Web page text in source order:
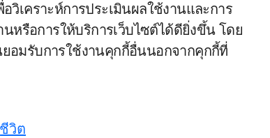
วิเคราะห์การประเมินผลใช้งานและการ
หรือการให้บริการเว็บไซต์ได้ดียิ่งขึ้น โดย
ยอมรับการใช้งานคุกกี้อื่นนอกจากคุกกี้ที่
วิต